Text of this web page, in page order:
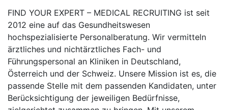
FIND YOUR EXPERT – MEDICAL RECRUITING ist seit
2012 eine auf das Gesundheitswesen
hochspezialisierte Personalberatung. Wir vermitteln
ärztliches und nichtärztliches Fach- und
Führungspersonal an Kliniken in Deutschland,
Österreich und der Schweiz. Unsere Mission ist es, die
passende Stelle mit dem passenden Kandidaten, unter
Berücksichtigung der jeweiligen Bedürfnisse,